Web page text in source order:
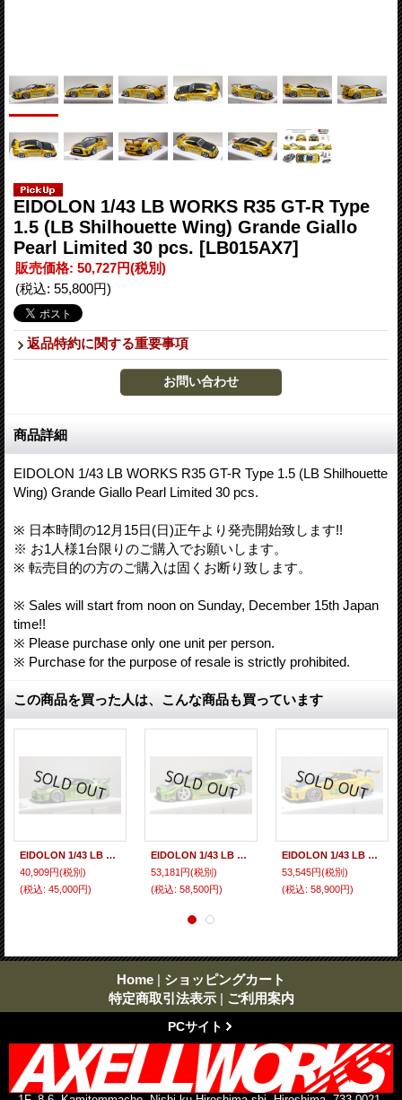
EIDOLON 1/43 LB WORKS R35 GT-R Type
1.5 (LB Shilhouette Wing) Grande Giallo
Pearl Limited 30 pcs. [LB015AX7]
販売価格: 50,727円(税別)
(税込: 55,800円)
返品特約に関する重要事項
商品詳細
EIDOLON 1/43 LB WORKS R35 GT-R Type 1.5 (LB Shilhouette
Wing) Grande Giallo Pearl Limited 30 pcs.
※ 日本時間の12月15日(日)正午より発売開始致します!!
※ お1人様1台限りのご購入でお願いします。
※ 転売目的の方のご購入は固くお断り致します。
※ Sales will start from noon on Sunday, December 15th Japan
time!!
※ Please purchase only one unit per person.
※ Purchase for the purpose of resale is strictly prohibited.
この商品を買った人は、こんな商品も買っています
EIDOLON 1/43 LB WORKS R35 GT-R Type 1.5 (LB Shilhouette Wing) Giallo Verde Pearl Limited 35 pcs.
40,909円(税別)
(税込: 45,000円)
EIDOLON 1/43 LB Silhouette WORKS GT 35GT-RR (GT Wing Version) Giallo Verde Pearl Limited 32 pcs.
53,181円(税別)
(税込: 58,500円)
EIDOLON 1/43 LB WORKS GT-R Type 1.5 (LB-Silhouette GT Wing) Grande Giallo Pear Limited 32 pcs.
53,545円(税別)
(税込: 58,900円)
Home | ショッピングカート
特定商取引法表示 | ご利用案内
PCサイト